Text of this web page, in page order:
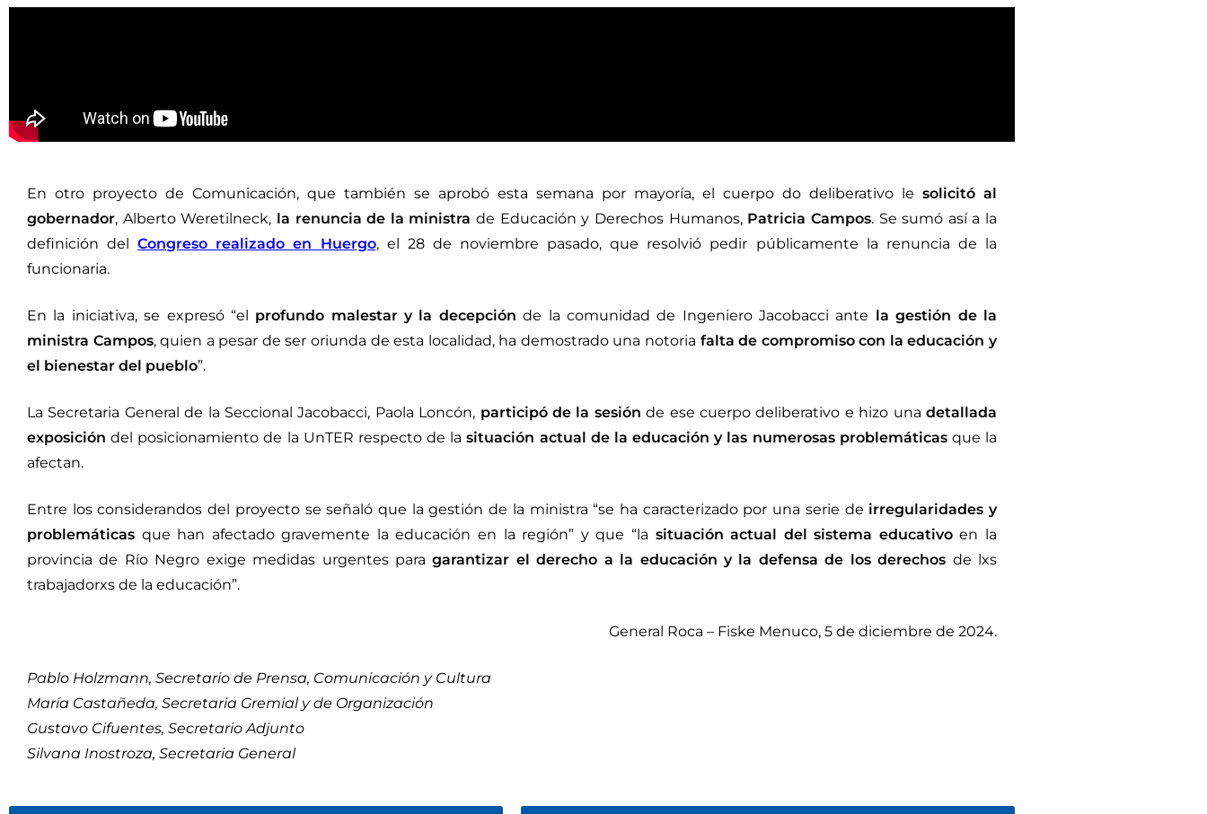
En otro proyecto de Comunicación, que también se aprobó esta semana por mayoría, el cuerpo do deliberativo le solicitó al
gobernador, Alberto Weretilneck, la renuncia de la ministra de Educación y Derechos Humanos, Patricia Campos. Se sumó así a la
definición del Congreso realizado en Huergo, el 28 de noviembre pasado, que resolvió pedir públicamente la renuncia de la
funcionaria.
En la iniciativa, se expresó “el profundo malestar y la decepción de la comunidad de Ingeniero Jacobacci ante la gestión de la
ministra Campos, quien a pesar de ser oriunda de esta localidad, ha demostrado una notoria falta de compromiso con la educación y
el bienestar del pueblo”.
La Secretaria General de la Seccional Jacobacci, Paola Loncón, participó de la sesión de ese cuerpo deliberativo e hizo unadetallada
exposición del posicionamiento de la UnTER respecto de lasituación actual de la educación y las numerosas problemáticasque la
afectan.
Entre los considerandos del proyecto se señaló que la gestión de la ministra “se ha caracterizado por una serie de irregularidades y
problemáticas que han afectado gravemente la educación en la región” y que “la situación actual del sistema educativoen la
provincia de Río Negro exige medidas urgentes paragarantizar el derecho a la educación y la defensa de los derechos de lxs
trabajadorxs de la educación”.
General Roca – Fiske Menuco, 5 de diciembre de 2024.
Pablo Holzmann, Secretario de Prensa, Comunicación y Cultura
María Castañeda, Secretaria Gremial y de Organización
Gustavo Cifuentes, Secretario Adjunto
Silvana Inostroza, Secretaria General